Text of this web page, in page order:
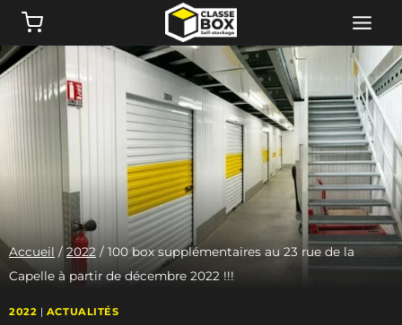
Aller
contenu
Accueil / 2022 / 100 box supplémentaires au 23 rue de la
Capelle à partir de décembre 2022 !!!
2022 | ACTUALITÉS